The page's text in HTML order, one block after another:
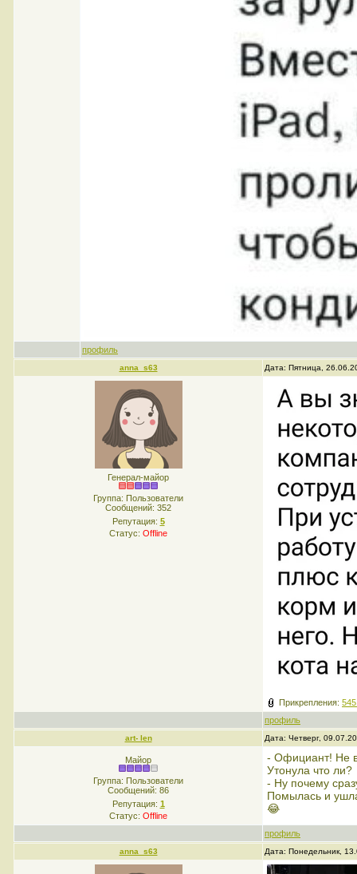
профиль
anna_s63 Дата: Пятница,
Генерал-майор
Группа: Пользователи
Сообщений: 352
Репутация: 5
Статус: Offline
Прикрепления:
профиль
art- len Дата: Четверг,
Майор
Группа: Пользователи
Сообщений: 86
Репутация: 1
Статус: Offline
- Официант! Не
Утонула что ли?
- Ну почему
Помылась и
😂
профиль
anna_s63 Дата: Понедельник,